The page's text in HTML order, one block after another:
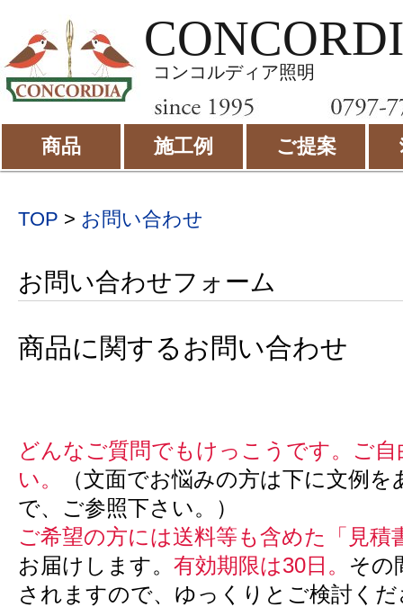
コンコルディア照明
商品 施工例 ご提案
TOP > お問い合わせ
お問い合わせフォーム
商品に関するお問い合わせ
どんなご質問でもけっこうです。ご
い。
（文面でお悩みの方は下に文例
で、ご参照下さい。）
ご希望の方には送料等も含めた「見積
お届けします。 有効期限は30日。 その
されますので、ゆっくりとご検討く